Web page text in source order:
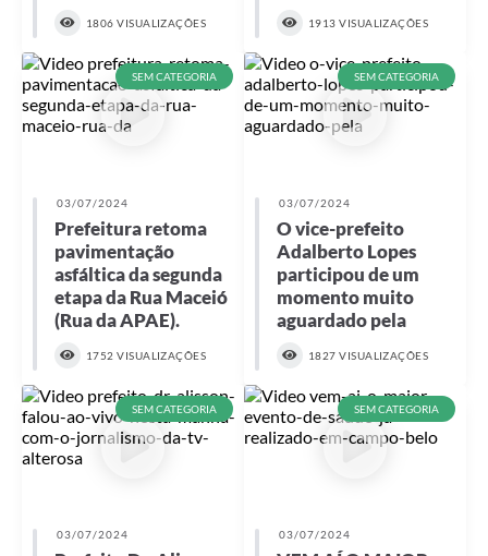
1806 VISUALIZAÇÕES 1913 VISUALIZAÇÕES
SEM CATEGORIA
03/07/2024
Prefeitura retoma
pavimentação
asfáltica da segunda
etapa da Rua Maceió
(Rua da APAE).
1752 VISUALIZAÇÕES
SEM CATEGORIA
03/07/2024
O vice-prefeito
Adalberto Lopes
participou de um
momento muito
aguardado pela
1827 VISUALIZAÇÕES
SEM CATEGORIA
03/07/2024
SEM CATEGORIA
03/07/2024